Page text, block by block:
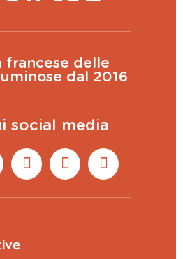
francese delle
dal 2016
social media